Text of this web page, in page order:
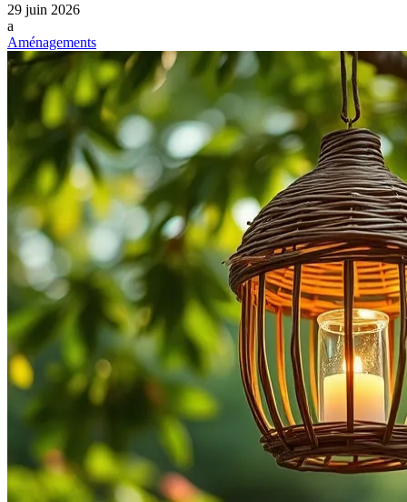
29 juin 2026
a
Aménagements